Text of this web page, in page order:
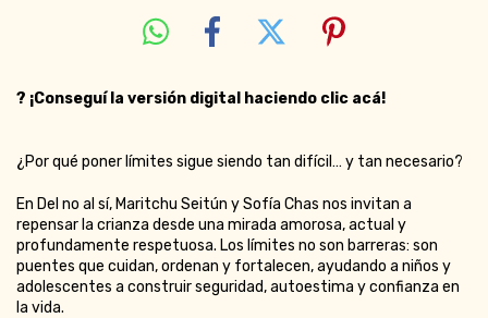
? ¡Conseguí la versión digital haciendo clic acá!
¿Por qué poner límites sigue siendo tan difícil… y tan necesario?
En Del no al sí, Maritchu Seitún y Sofía Chas nos invitan a
repensar la crianza desde una mirada amorosa, actual y
profundamente respetuosa. Los límites no son barreras: son
puentes que cuidan, ordenan y fortalecen, ayudando a niños y
adolescentes a construir seguridad, autoestima y confianza en
la vida.